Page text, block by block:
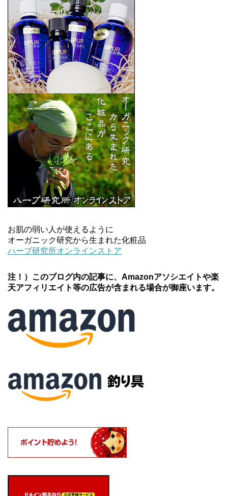
お肌の弱い人が使えるように
オーガニック研究から生まれた化粧品
ハーブ研究所オンラインストア
注！）このブログ内の記事に、Amazonアソシエイトや楽
天アフィリエイト等の広告が含まれる場合が御座います。